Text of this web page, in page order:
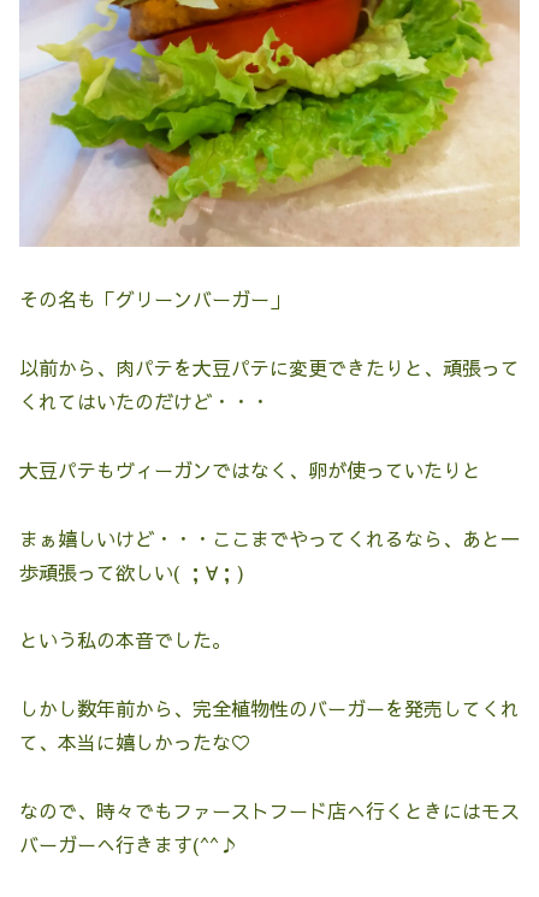
その名も「グリーンバーガー」
以前から、肉パテを大豆パテに変更できたりと、頑張って
くれてはいたのだけど・・・
大豆パテもヴィーガンではなく、卵が使っていたりと
まぁ嬉しいけど・・・ここまでやってくれるなら、あと一
歩頑張って欲しい( ；∀；)
という私の本音でした。
しかし数年前から、完全植物性のバーガーを発売してくれ
て、本当に嬉しかったな♡
なので、時々でもファーストフード店へ行くときにはモス
バーガーへ行きます(^^♪